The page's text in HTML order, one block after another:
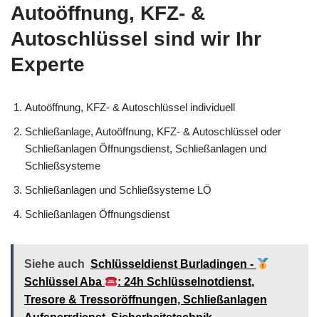
Autoöffnung, KFZ- &
Autoschlüssel sind wir Ihr
Experte
Autoöffnung, KFZ- & Autoschlüssel individuell
Schließanlage, Autoöffnung, KFZ- & Autoschlüssel oder
Schließanlagen Öffnungsdienst, Schließanlagen und
Schließsysteme
Schließanlagen und Schließsysteme LÖ
Schließanlagen Öffnungsdienst
Siehe auch Schlüsseldienst Burladingen -
Schlüssel Aba
: 24h Schlüsselnotdienst,
Tresore & Tressoröffnungen, Schließanlagen